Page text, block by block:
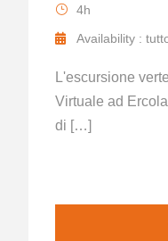
4h
Availability :
L'escursione
Virtuale ad
di […]